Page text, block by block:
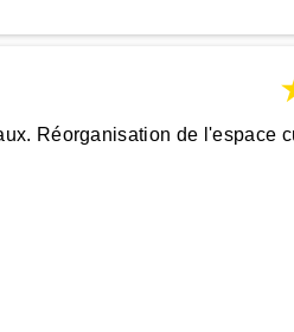
Réorganisation de l'espace